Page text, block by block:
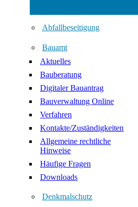
Abfallbeseitigung
Bauamt
Aktuelles
Bauberatung
Digitaler Bauantrag
Bauverwaltung Online
Verfahren
Kontakte/Zuständigkeiten
Allgemeine rechtliche
Hinweise
Häufige Fragen
Downloads
Denkmalschutz